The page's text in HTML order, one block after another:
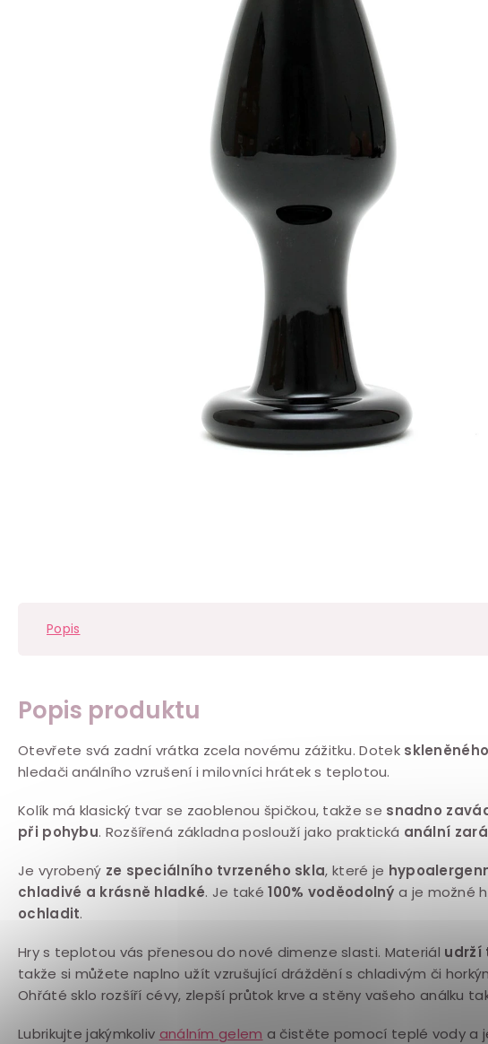
Popis
Popis produktu
Otevřete svá zadní vrátka zcela novému zážitku. Dotek
hledači análního vzrušení i milovníci hrátek s teplotou.
Kolík má klasický tvar se zaoblenou špičkou, takže se snadno
při pohybu. Rozšířená základna poslouží jako praktická anální
Je vyrobený ze speciálního tvrzeného skla, které je
chladivé a krásně hladké. Je také100% voděodolnýa je možné
ochladit.
Hry s teplotou vás přenesou do nové dimenze slasti. Materiál udrží
takže si můžete naplno užít vzrušující dráždění s chladivým či
Ohřáté sklo rozšíří cévy, zlepší průtok krve a stěny vašeho análku
Lubrikujte jakýmkoliv análním gelem a čistěte pomocí teplé vody a